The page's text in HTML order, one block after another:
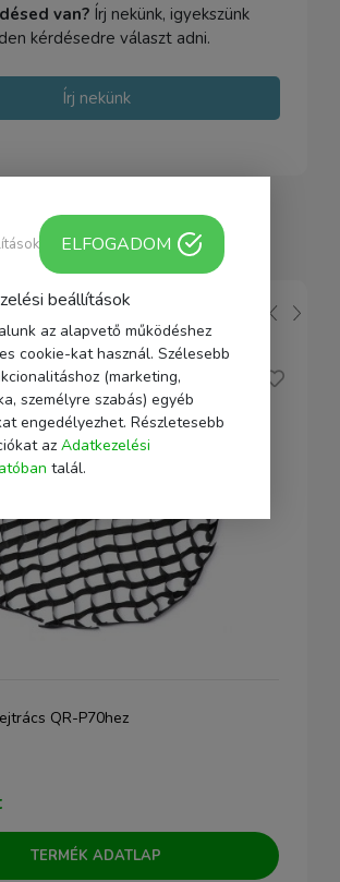
van? Írj nekünk, igyekszünk
kérdésedre választ adni.
Írj nekünk
QR-P70hez
TERMÉK ADATLAP
beállítások
az alapvető működéshez
cookie-kat használ. Szélesebb
(marketing,
személyre szabás) egyéb
engedélyezhet. Részletesebb
az Adatkezelési
talál.
ELFOGADOM